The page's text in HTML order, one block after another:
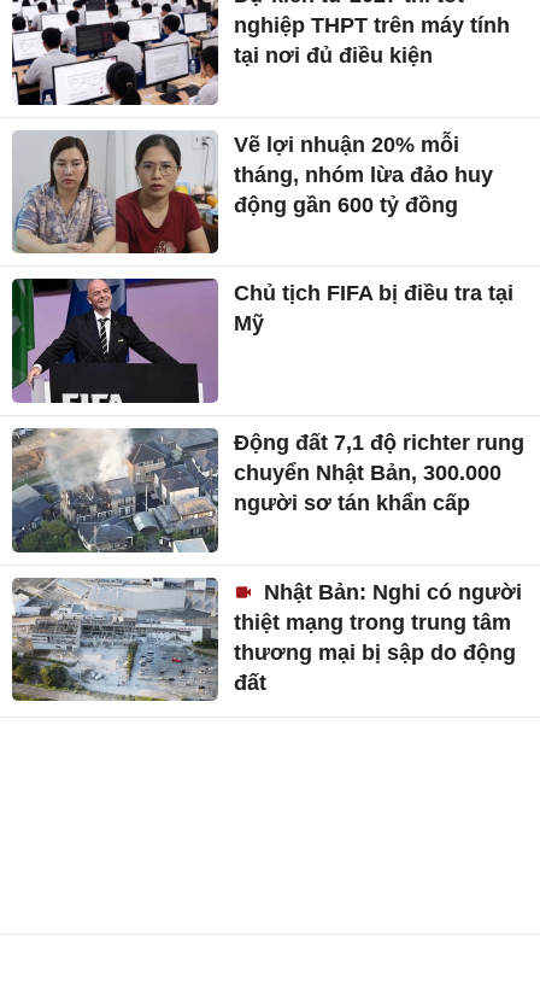
nghiệp THPT trên máy tính
tại nơi đủ điều kiện
Vẽ lợi nhuận 20% mỗi
tháng, nhóm lừa đảo huy
động gần 600 tỷ đồng
Chủ tịch FIFA bị điều tra tại
Mỹ
Động đất 7,1 độ richter rung
chuyển Nhật Bản, 300.000
người sơ tán khẩn cấp
Nhật Bản: Nghi có người
thiệt mạng trong trung tâm
thương mại bị sập do động
đất